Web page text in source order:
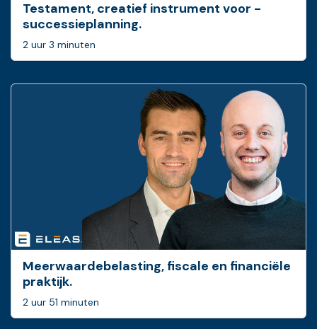
Testament, creatief ­instrument voor ­
successieplanning.
2 uur 3 minuten
Meerwaardebelasting, fiscale en financiële
praktijk.
2 uur 51 minuten